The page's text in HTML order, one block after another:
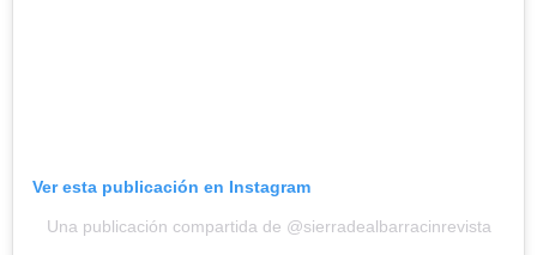
Ver esta publicación en Instagram
Una publicación compartida de @sierradealbarracinrevista